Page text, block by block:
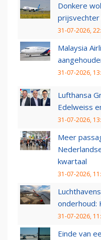
Donkere
31-07-2026,
Malaysia
31-07-2026,
Lufthansa
Edelweiss
31-07-2026,
Meer
kwartaal
31-07-2026,
onderhoud:
31-07-2026,
Einde van